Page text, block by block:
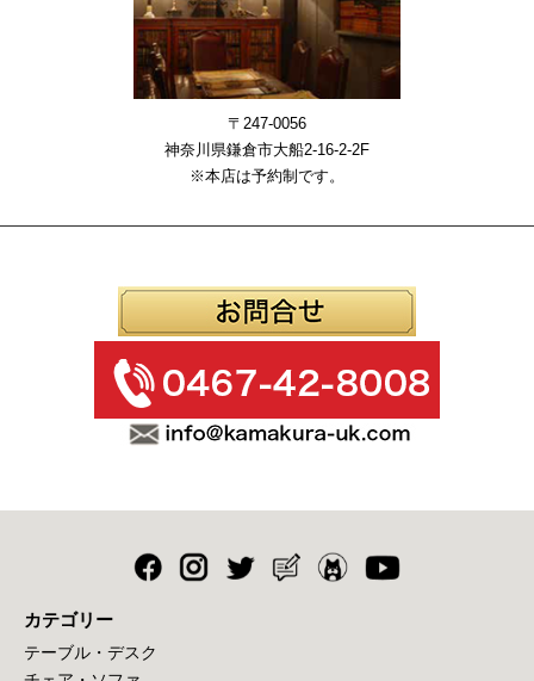
〒247-0056
神奈川県鎌倉市大船2-16-2-2F
※本店は予約制です。
カテゴリー
テーブル・デスク